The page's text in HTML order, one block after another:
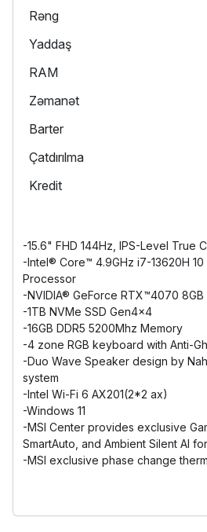
Rəng
Yaddaş
RAM
Zəmanət
Barter
Çatdırılma
Kredit
-15.6" FHD 144Hz, IPS-Level True
-Intel® Core™ 4.9GHz i7-13620H
Processor
-NVIDIA® GeForce RTX™4070 8GB
-1TB NVMe SSD Gen4x4
-16GB DDR5 5200Mhz Memory
-4 zone RGB keyboard with Anti-
-Duo Wave Speaker design by
system
-Intel Wi-Fi 6 AX201(2*2 ax)
-Windows 11
-MSI Center provides exclusive
SmartAuto, and Ambient Silent AI
-MSI exclusive phase change